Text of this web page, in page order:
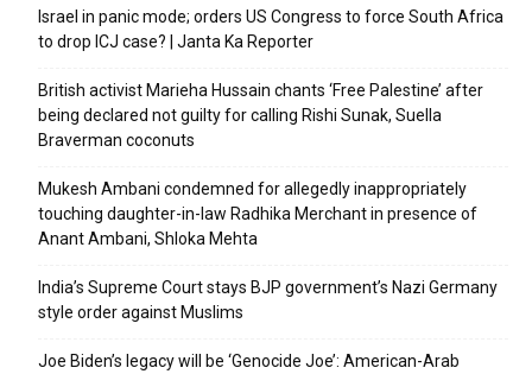
Israel in panic mode; orders US Congress to force South Africa
to drop ICJ case? | Janta Ka Reporter
British activist Marieha Hussain chants ‘Free Palestine’ after
being declared not guilty for calling Rishi Sunak, Suella
Braverman coconuts
Mukesh Ambani condemned for allegedly inappropriately
touching daughter-in-law Radhika Merchant in presence of
Anant Ambani, Shloka Mehta
India’s Supreme Court stays BJP government’s Nazi Germany
style order against Muslims
Joe Biden’s legacy will be ‘Genocide Joe’: American-Arab